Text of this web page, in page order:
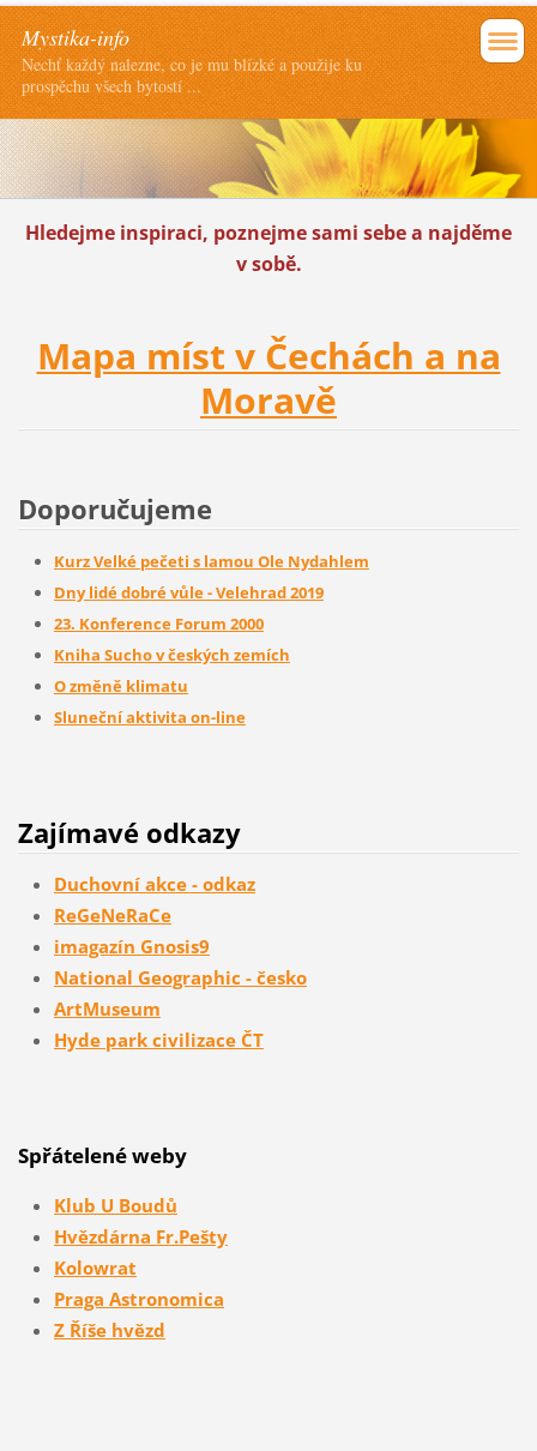
Mystika-info
Nechť každý nalezne, co je mu blízké a použije ku
prospěchu všech bytostí ...
Hledejme inspiraci, poznejme sami sebe a najděme
v sobě.
Mapa míst v Čechách a na
Moravě
Doporučujeme
Kurz Velké pečeti s lamou Ole Nydahlem
Dny lidé dobré vůle - Velehrad 2019
23. Konference Forum 2000
Kniha Sucho v českých zemích
O změně klimatu
Sluneční aktivita on-line
Zajímavé odkazy
Duchovní akce - odkaz
ReGeNeRaCe
imagazín Gnosis9
National Geographic - česko
ArtMuseum
Hyde park civilizace ČT
Spřátelené weby
Klub U Boudů
Hvězdárna Fr.Pešty
Kolowrat
Praga Astronomica
Z Říše hvězd